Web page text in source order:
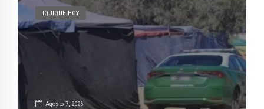
IQUIQUE HOY
Agosto 7, 2026